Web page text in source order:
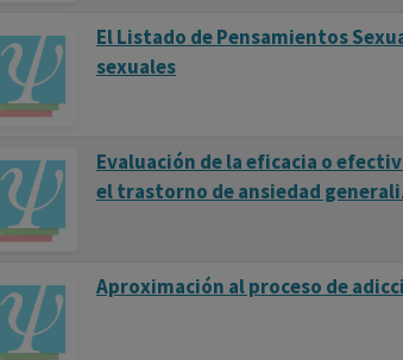
El Listado de Pensamientos
sexuales
Evaluación de la eficacia o
el trastorno de ansiedad
Aproximación al proceso de